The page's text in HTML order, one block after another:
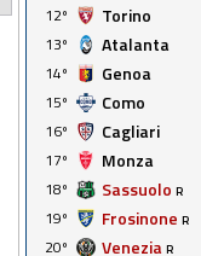
12º
Torino
13º
Atalanta
14º
Genoa
15º
Como
16º
Cagliari
17º
Monza
18º
Sassuolo R
19º
Frosinone R
20º
Venezia R